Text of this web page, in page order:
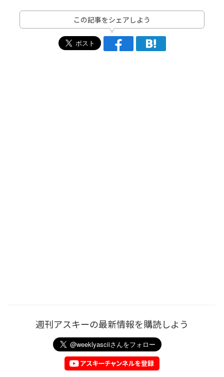
この記事をシェアしよう
週刊アスキーの最新情報を購読しよう